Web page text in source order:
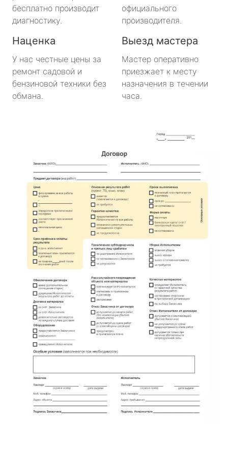
бесплатно производит
диагностику.
официального
производителя.
Наценка
У нас честные цены за
ремонт садовой и
бензиновой техники без
обмана.
Выезд мастера
Мастер оперативно
приезжает к месту
назначения в течении
часа.